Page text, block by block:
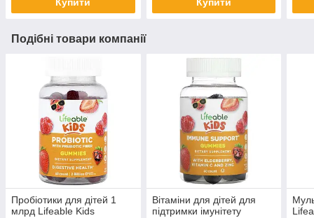
Подібні товари компанії
Пробіотики для дітей 1
млрд Lifeable Kids
Вітаміни для дітей для
підтримки імунітету